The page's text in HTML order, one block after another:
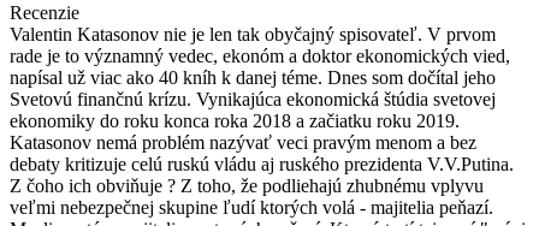
Recenzie
Valentin Katasonov nie je len tak obyčajný spisovateľ. V prvom
rade je to významný vedec, ekonóm a doktor ekonomických vied,
napísal už viac ako 40 kníh k danej téme. Dnes som dočítal jeho
Svetovú finančnú krízu. Vynikajúca ekonomická štúdia svetovej
ekonomiky do roku konca roka 2018 a začiatku roku 2019.
Katasonov nemá problém nazývať veci pravým menom a bez
debaty kritizuje celú ruskú vládu aj ruského prezidenta V.V.Putina.
Z čoho ich obviňuje ? Z toho, že podliehajú zhubnému vplyvu
veľmi nebezpečnej skupine ľudí ktorých volá - majitelia peňazí.